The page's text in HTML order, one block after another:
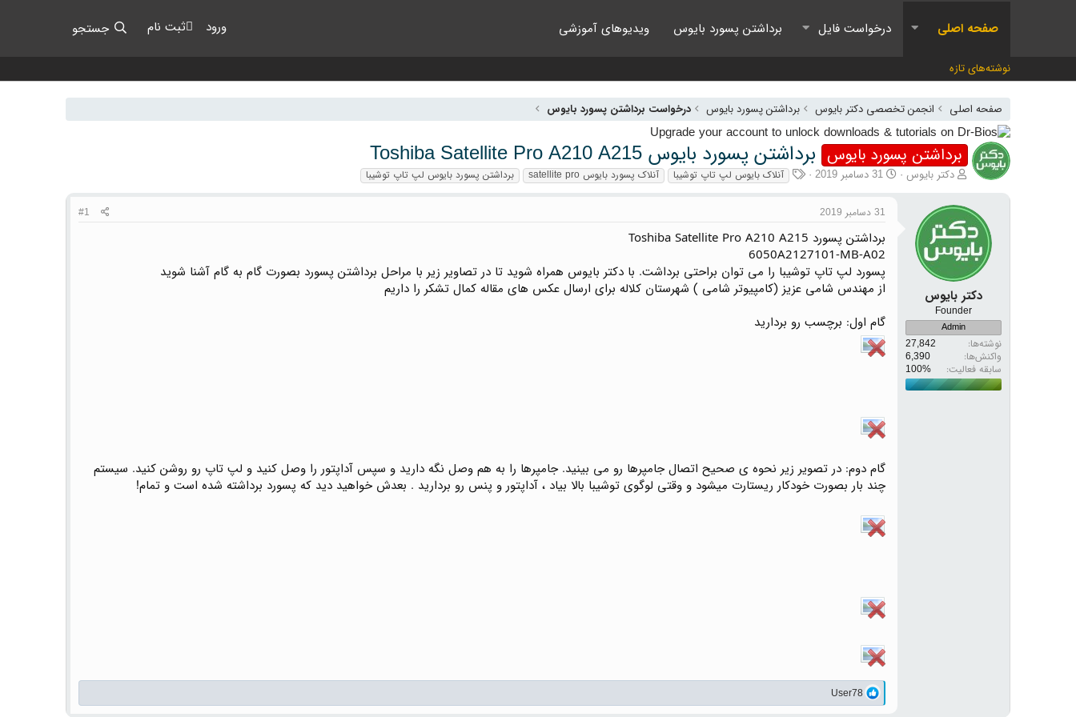
صفحه اصلی درخواست فایل برداشتن پسورد بایوس ویدیوهای آموزشی ورود ثبت نام جستجو
نوشته‌های تازه
صفحه اصلی انجمن تخصصی دکتر بایوس برداشتن پسورد بایوس درخواست برداشتن پسورد بایوس
برداشتن پسورد بایوس برداشتن پسورد بایوس Toshiba Satellite Pro A210 A215
آغازگر گفتمان
دکتر بایوس تاریخ شروع
31 دسامبر 2019 برچسب‌ها
آنلاک بایوس لپ تاپ توشیبا آنلاک پسورد بایوس satellite pro برداشتن پسورد بایوس لپ تاپ توشیبا
دکتر بایوس
Founder
Admin
نوشته‌ها
27,842
واکنش‌ها
6,390
سابقه فعالیت:
31 دسامبر 2019 #1
برداشتن پسورد Toshiba Satellite Pro A210 A215
6050A2127101-MB-A02
پسورد لپ تاپ توشیبا را می توان براحتی برداشت. با دکتر بایوس همراه شوید تا در تصاویر زیر با مراحل برداشتن پسورد بصورت گام به گام آشنا شوید
از مهندس شامی عزیز (کامپیوتر شامی ) شهرستان کلاله برای ارسال عکس های مقاله کمال تشکر را داریم
گام اول: برچسب رو بردارید
گام دوم: در تصویر زیر نحوه ی صحیح اتصال جامپرها رو می بینید. جامپرها را به هم وصل نگه دارید و سپس آداپتور را وصل کنید و لپ تاپ رو روشن کنید. سیستم
چند بار بصورت خودکار ریستارت میشود و وقتی لوگوی توشیبا بالا بیاد ، آداپتور و پنس رو بردارید . بعدش خواهید دید که پسورد برداشته شده است و تمام!
واکنش‌ها:
User78